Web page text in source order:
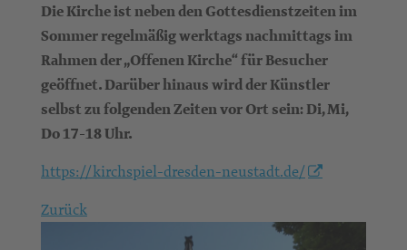
Die Kirche ist neben den Gottesdienstzeiten im
Sommer regelmäßig werktags nachmittags im
Rahmen der „Offenen Kirche“ für Besucher
geöffnet. Darüber hinaus wird der Künstler
selbst zu folgenden Zeiten vor Ort sein: Di, Mi,
Do 17-18 Uhr.
https://kirchspiel-dresden-neustadt.de/
Zurück